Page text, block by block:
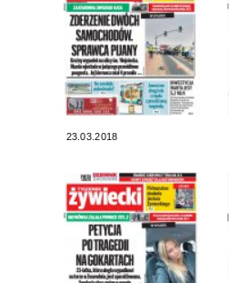
23.03.2018